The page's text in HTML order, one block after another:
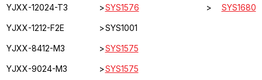
YJXX-12024-T3 >SYS1576 > SYS1680
YJXX-1212-F2E >SYS1001
YJXX-8412-M3 >SYS1575
YJXX-9024-M3 >SYS1575